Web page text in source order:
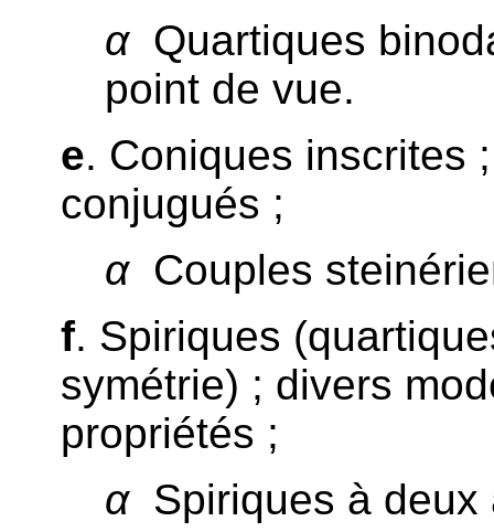
αQuartiques
point de vue.
e. Coniques inscrites
conjugués ;
αCouples
f. Spiriques
symétrie) ; divers
propriétés ;
αSpiriques à deux